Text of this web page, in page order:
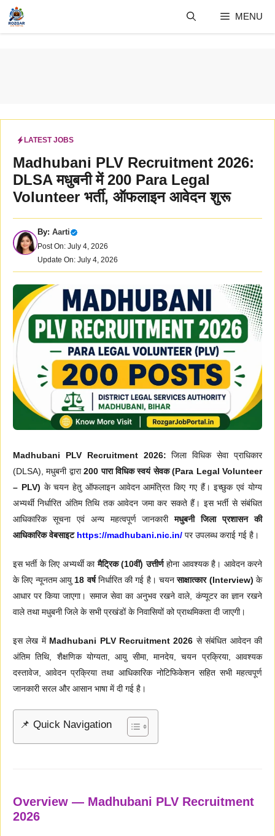
Skip
MENU
LATEST JOBS
Madhubani PLV Recruitment 2026:
DLSA मधुबनी में 200 Para Legal
Volunteer भर्ती, ऑफलाइन आवेदन शुरू
By: Aarti
Post On: July 4, 2026
Update On: July 4, 2026
Madhubani PLV Recruitment 2026: जिला विधिक सेवा प्राधिकार
(DLSA), मधुबनी द्वारा200 पारा विधिक स्वयं सेवक (Para Legal Volunteer
– PLV) के चयन हेतु ऑफलाइन आवेदन आमंत्रित किए गए हैं। इच्छुक एवं योग्य
अभ्यर्थी निर्धारित अंतिम तिथि तक आवेदन जमा कर सकते हैं। इस भर्ती से संबंधित
आधिकारिक सूचना एवं अन्य महत्वपूर्ण जानकारीमधुबनी जिला प्रशासन की
आधिकारिक वेबसाइट https://madhubani.nic.in/ पर उपलब्ध कराई गई है।
इस भर्ती के लिए अभ्यर्थी कामैट्रिक (10वीं) उत्तीर्णहोना आवश्यक है। आवेदन करने
के लिए न्यूनतम आयु18 वर्षनिर्धारित की गई है। चयनसाक्षात्कार (Interview) के
आधार पर किया जाएगा। समाज सेवा का अनुभव रखने वाले, कंप्यूटर का ज्ञान रखने
वाले तथा मधुबनी जिले के सभी प्रखंडों के निवासियों को प्राथमिकता दी जाएगी।
इस लेख में Madhubani PLV Recruitment 2026 से संबंधित आवेदन की
अंतिम तिथि, शैक्षणिक योग्यता, आयु सीमा, मानदेय, चयन प्रक्रिया, आवश्यक
दस्तावेज, आवेदन प्रक्रिया तथा आधिकारिक नोटिफिकेशन सहित सभी महत्वपूर्ण
जानकारी सरल और आसान भाषा में दी गई है।
📌 Quick Navigation
Overview — Madhubani PLV Recruitment
2026